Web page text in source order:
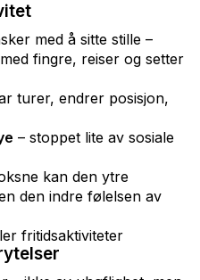
med å sitte stille –
fingre, reiser og setter
turer, endrer posisjon,
– stoppet lite av sosiale
kan den ytre
den indre følelsen av
fritidsaktiviteter